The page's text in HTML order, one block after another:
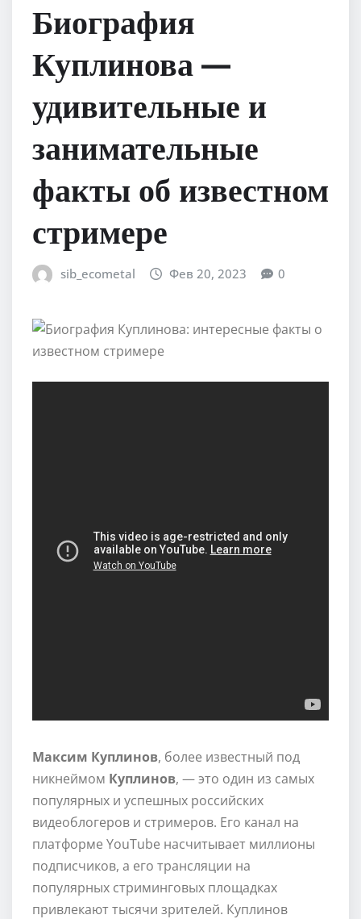
Биография
Куплинова —
удивительные и
занимательные
факты об известном
стримере
sib_ecometal Фев 20, 2023 0
Максим Куплинов, более известный под
никнеймом Куплинов, — это один из самых
популярных и успешных российских
видеоблогеров и стримеров. Его канал на
платформе YouTube насчитывает миллионы
подписчиков, а его трансляции на
популярных стриминговых площадках
привлекают тысячи зрителей. Куплинов